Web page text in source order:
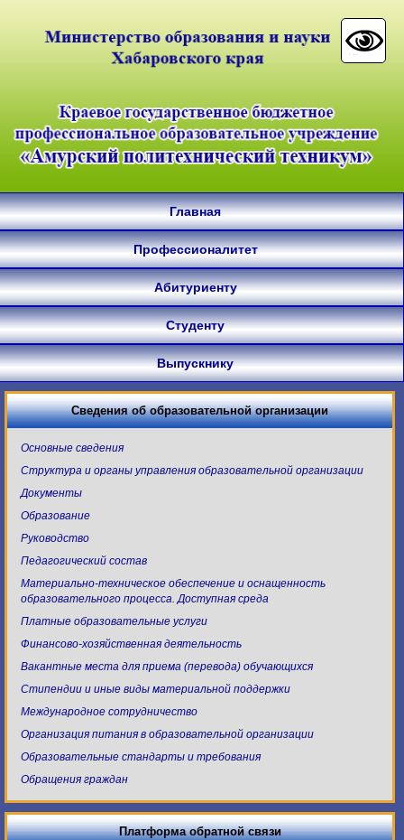
Главная
Профессионалитет
Абитуриенту
Студенту
Выпускнику
Сведения об образовательной организации
Основные сведения
Структура и органы управления образовательной организации
Документы
Образование
Руководство
Педагогический состав
Материально-техническое обеспечение и оснащенность
образовательного процесса. Доступная среда
Платные образовательные услуги
Финансово-хозяйственная деятельность
Вакантные места для приема (перевода) обучающихся
Стипендии и иные виды материальной поддержки
Международное сотрудничество
Организация питания в образовательной организации
Образовательные стандарты и требования
Обращения граждан
Платформа обратной связи